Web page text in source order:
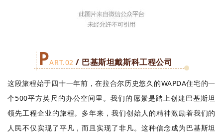
PART.02 / 巴基斯坦戴斯科工程公司
这段旅程始于四十一年前，在拉合尔历史悠久的WAPDA住宅的一
个500平方英尺的办公空间里。我们的愿景是踏上创建巴基斯坦
领先工程企业的旅程。多年来，我们创始人的精神激励着我们的
人民不仅实现了平凡，而且实现了非凡。这种信念成为巴基斯坦